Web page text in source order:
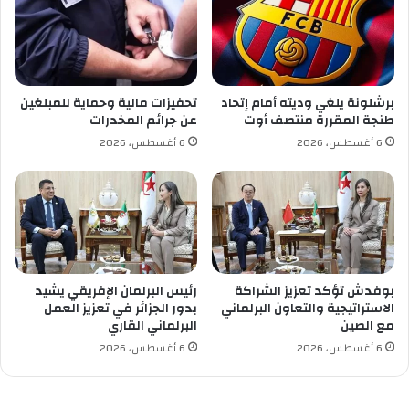
ن
ق
ل
ا
م
س
ا
ف
ر
ن
ب
ا
ل
ح
م
ا
ا
م
ش
ر
ة
ب
ي
ن
ا
م
ن
ا
ل
و
ط
ي
برشلونة يلغي وديته أمام إتحاد
طنجة المقررة منتصف أوت
6 أغسطس، 2026
تحفيزات مالية وحماية للمبلغين
عن جرائم المخدرات
6 أغسطس، 2026
بوفدش تؤكد تعزيز الشراكة
الاستراتيجية والتعاون البرلماني
مع الصين
6 أغسطس، 2026
رئيس البرلمان الإفريقي يشيد
بدور الجزائر في تعزيز العمل
البرلماني القاري
6 أغسطس، 2026